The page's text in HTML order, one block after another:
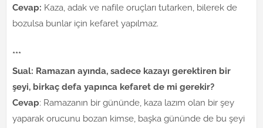
Cevap: Kaza, adak ve nafile oruçları tutarken, bilerek de
bozulsa bunlar için kefaret yapılmaz.
***
Sual: Ramazan ayında, sadece kazayı gerektiren bir
şeyi, birkaç defa yapınca kefaret de mi gerekir?
Cevap: Ramazanın bir gününde, kaza lazım olan bir şey
yaparak orucunu bozan kimse, başka gününde de bu şeyi